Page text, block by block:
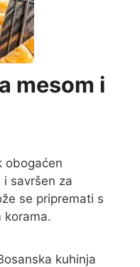
mesom i
obogaćen
savršen za
se pripremati s
korama.
kuhinja